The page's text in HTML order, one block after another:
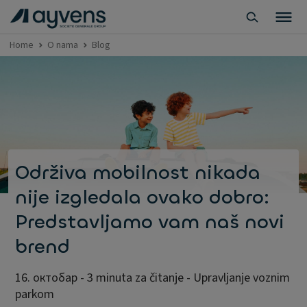
Home O nama Blog
Održiva mobilnost nikada
nije izgledala ovako dobro:
Predstavljamo vam naš novi
brend
16. октобар - 3 minuta za čitanje - Upravljanje voznim
parkom